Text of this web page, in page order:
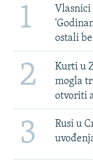
1
Vlasnici
ostali
2
Kurti u
mogla
otvoriti
3
Rusi u